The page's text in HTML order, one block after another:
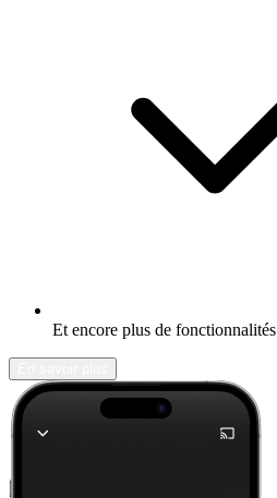
Et encore plus de fonctionnalités